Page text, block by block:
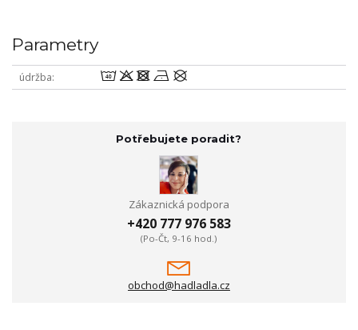
Parametry
údržba 8odnU
Potřebujete poradit?
Zákaznická podpora
+420 777 976 583
(Po-Čt, 9-16 hod.)
obchod@hadladla.cz